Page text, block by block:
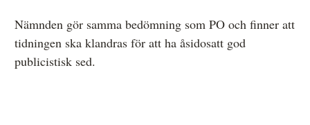
Nämnden gör samma bedömning som PO och finner att
tidningen ska klandras för att ha åsidosatt god
publicistisk sed.